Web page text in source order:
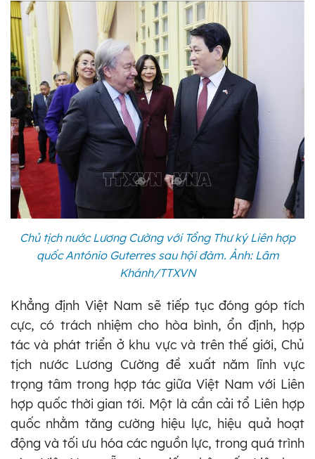
Chủ tịch nước Lương Cường với Tổng Thư ký Liên hợp
quốc António Guterres sau hội đàm. Ảnh: Lâm
Khánh/TTXVN
Khẳng định Việt Nam sẽ tiếp tục đóng góp tích
cực, có trách nhiệm cho hòa bình, ổn định, hợp
tác và phát triển ở khu vực và trên thế giới, Chủ
tịch nước Lương Cường đề xuất năm lĩnh vực
trọng tâm trong hợp tác giữa Việt Nam với Liên
hợp quốc thời gian tới. Một là cần cải tổ Liên hợp
quốc nhằm tăng cường hiệu lực, hiệu quả hoạt
động và tối ưu hóa các nguồn lực, trong quá trình